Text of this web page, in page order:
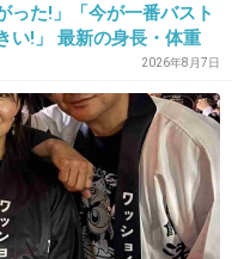
騙されてたんじゃ
おきたいか。
と馬鹿にできない
った!」「今が一番バスト
い!」 最新の身長・体重
2026年8月7日